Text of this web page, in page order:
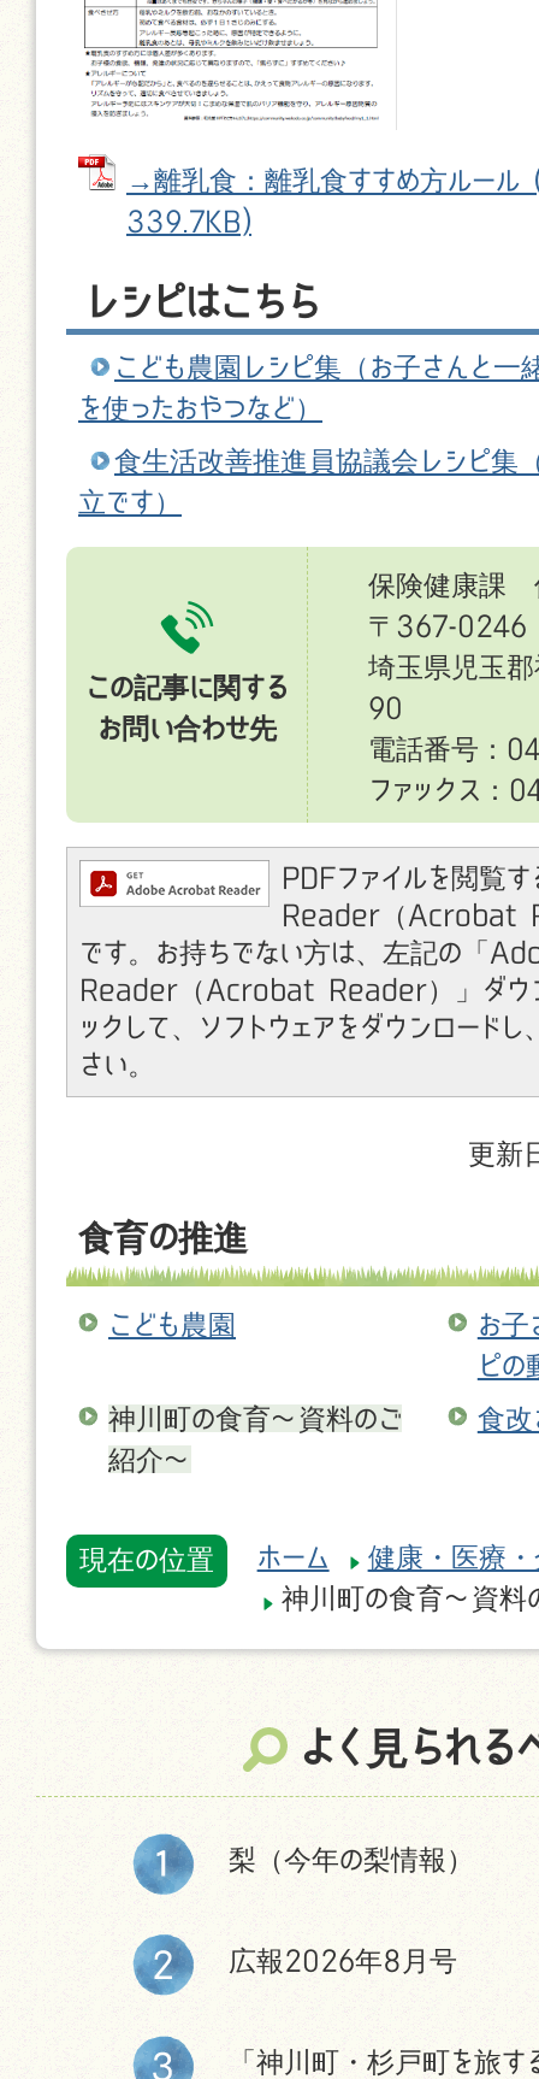
→離乳食：離乳食すすめ方ルール
339.7KB)
レシピはこちら
こども農園レシピ集（お子さんと
を使ったおやつなど）
食生活改善推進員協議会レシピ集
立です）
この記事に関する
お問い合わせ先
保険健康課
〒367-0246
埼玉県児玉
90
電話番号：
ファックス
PDFファイルを閲覧
Reader（Acrobat
です。お持ちでない方は、左記の「
Reader（Acrobat Reader）」ダウン
ックして、ソフトウェアをダウンロードし
さい。
更新
食育の推進
こども農園
お子
ピの
神川町の食育〜資料のご
紹介〜
食改
現在の位置 ホーム
健康・医療
神川町の食育〜資料
よく見られる
梨（今年の梨情報）
広報2026年8月号
「神川町・杉戸町を旅す